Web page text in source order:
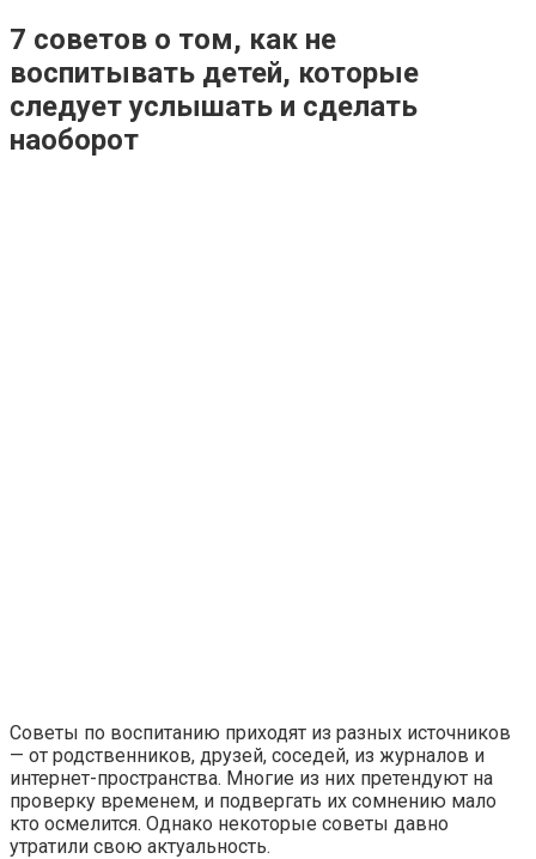
7 советов о том, как не
воспитывать детей, которые
следует услышать и сделать
наоборот
Советы по воспитанию приходят из разных источников
— от родственников, друзей, соседей, из журналов и
интернет-пространства. Многие из них претендуют на
проверку временем, и подвергать их сомнению мало
кто осмелится. Однако некоторые советы давно
утратили свою актуальность.